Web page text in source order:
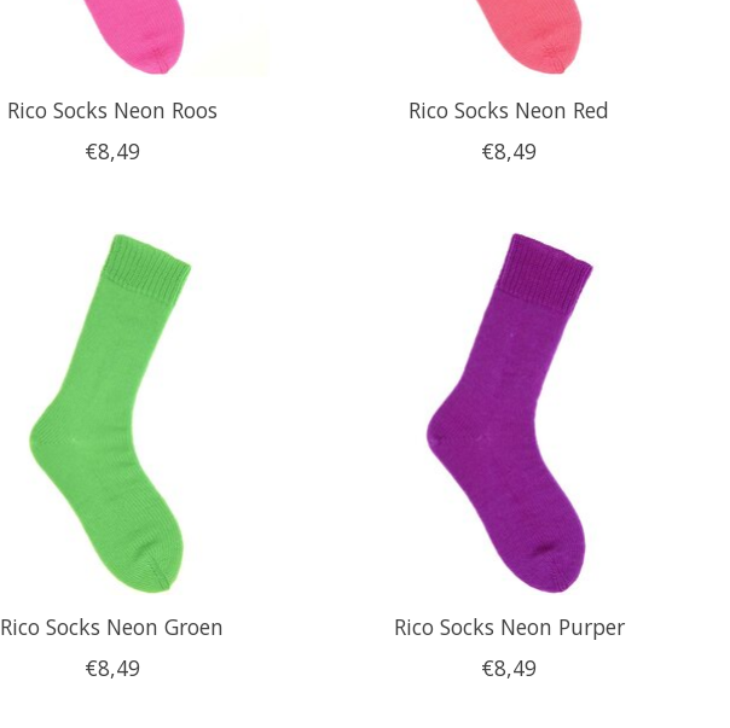
Rico Socks Neon Roos
€8,49
Rico Socks Neon Red
€8,49
Rico Socks Neon Groen
€8,49
Rico Socks Neon Purper
€8,49